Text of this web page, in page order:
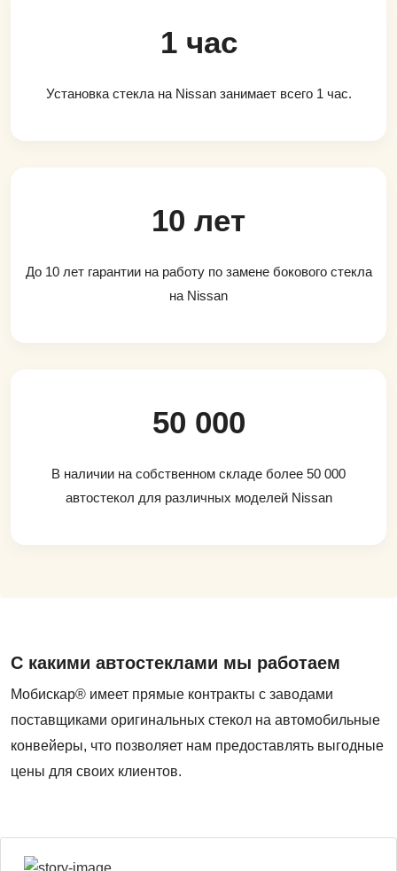
1 час
Установка стекла на Nissan занимает всего 1 час.
10 лет
До 10 лет гарантии на работу по замене бокового стекла
на Nissan
50 000
В наличии на собственном складе более 50 000
автостекол для различных моделей Nissan
С какими автостеклами мы работаем
Мобискар® имеет прямые контракты с заводами
поставщиками оригинальных стекол на автомобильные
конвейеры, что позволяет нам предоставлять выгодные
цены для своих клиентов.